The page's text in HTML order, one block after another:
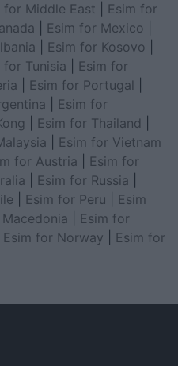
for Middle East
Esim for
Esim for Mexico
Esim for Kosovo
for Tunisia
Esim for
Esim for Portugal
Esim for
Esim for Thailand
Esim for Vietnam
for Austria
Esim for
Esim for Russia
Esim for Peru
Esim
Esim for
Esim for Norway
Esim for